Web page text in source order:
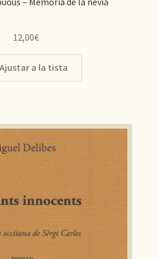
12,00€
Ajustar a la tista